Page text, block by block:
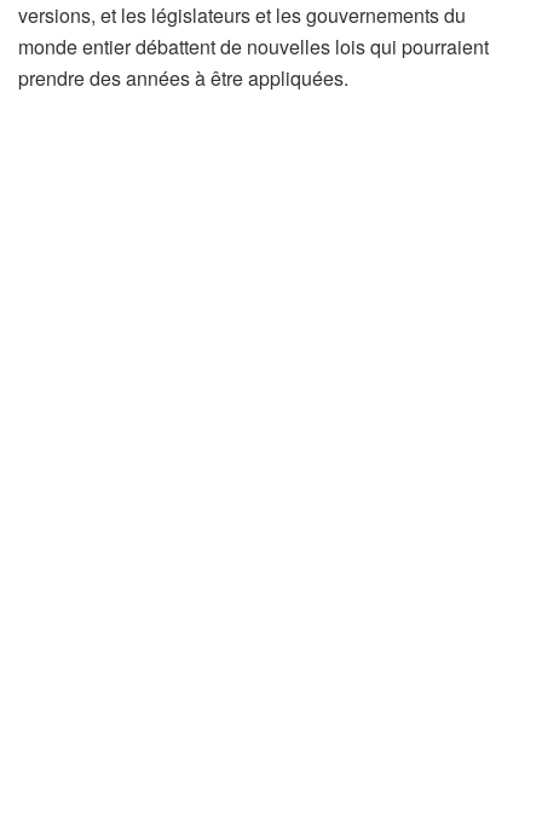
versions, et les législateurs et les gouvernements du
monde entier débattent de nouvelles lois qui pourraient
prendre des années à être appliquées.